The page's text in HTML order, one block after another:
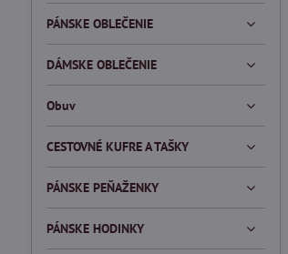
PÁNSKE OBLEČENIE
DÁMSKE OBLEČENIE
Obuv
CESTOVNÉ KUFRE A TAŠKY
PÁNSKE PEŇAŽENKY
PÁNSKE HODINKY